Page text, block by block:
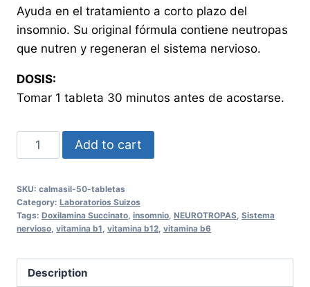
Ayuda en el tratamiento a corto plazo del
insomnio. Su original fórmula contiene neutropas
que nutren y regeneran el sistema nervioso.
DOSIS:
Tomar 1 tableta 30 minutos antes de acostarse.
CALMASIL
50
quantity
Add to cart
SKU: calmasil-50-tabletas
Category: Laboratorios Suizos
Tags: Doxilamina Succinato insomnio NEUROTROPAS Sistema
nervioso vitamina b1 vitamina b12 vitamina b6
Description